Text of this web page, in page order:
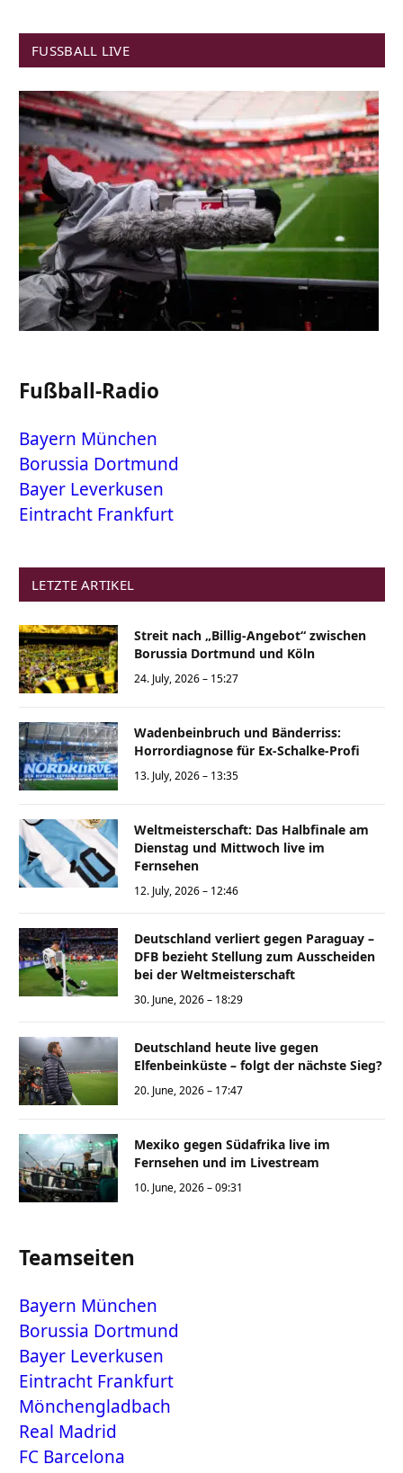
FUSSBALL LIVE
Fußball-Radio
Bayern München
Borussia Dortmund
Bayer Leverkusen
Eintracht Frankfurt
LETZTE ARTIKEL
Streit nach „Billig-Angebot“ zwischen
Borussia Dortmund und Köln
24. July, 2026 – 15:27
Wadenbeinbruch und Bänderriss:
Horrordiagnose für Ex-Schalke-Profi
13. July, 2026 – 13:35
Weltmeisterschaft: Das Halbfinale am
Dienstag und Mittwoch live im
Fernsehen
12. July, 2026 – 12:46
Deutschland verliert gegen Paraguay –
DFB bezieht Stellung zum Ausscheiden
bei der Weltmeisterschaft
30. June, 2026 – 18:29
Deutschland heute live gegen
Elfenbeinküste – folgt der nächste Sieg?
20. June, 2026 – 17:47
Mexiko gegen Südafrika live im
Fernsehen und im Livestream
10. June, 2026 – 09:31
Teamseiten
Bayern München
Borussia Dortmund
Bayer Leverkusen
Eintracht Frankfurt
Mönchengladbach
Real Madrid
FC Barcelona